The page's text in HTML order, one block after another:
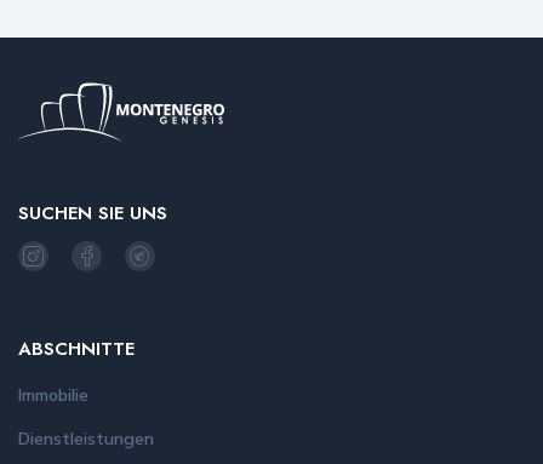
SUCHEN SIE UNS
ABSCHNITTE
Immobilie
Dienstleistungen